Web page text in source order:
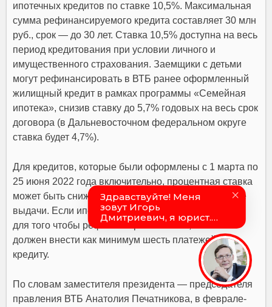
ипотечных кредитов по ставке 10,5%. Максимальная
сумма рефинансируемого кредита составляет 30 млн
руб., срок — до 30 лет. Ставка 10,5% доступна на весь
период кредитования при условии личного и
имущественного страхования. Заемщики с детьми
могут рефинансировать в ВТБ ранее оформленный
жилищный кредит в рамках программы «Семейная
ипотека», снизив ставку до 5,7% годовых на весь срок
договора (в Дальневосточном федеральном округе
ставка будет 4,7%).
Для кредитов, которые были оформлены с 1 марта по
25 июня 2022 года включительно, процентная ставка
может быть снижена уже на следующий день после
выдачи. Если ипотека получена в другое время, то
для того чтобы рефинансировать заем, клиент
должен внести как минимум шесть платежей по
кредиту.
По словам заместителя президента — председателя
правления ВТБ Анатолия Печатникова, в феврале-